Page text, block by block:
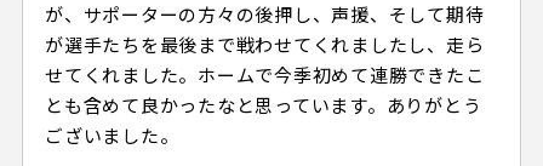
が、サポーターの方々の後押し、声援、そして期待
が選手たちを最後まで戦わせてくれましたし、走ら
せてくれました。ホームで今季初めて連勝できたこ
とも含めて良かったなと思っています。ありがとう
ございました。